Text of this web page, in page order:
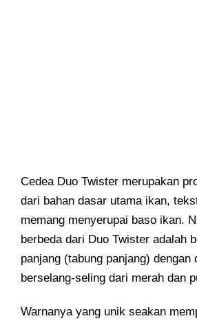
Cedea Duo Twister merupakan
dari bahan dasar utama ikan,
memang menyerupai baso ikan.
berbeda dari Duo Twister adalah
panjang (tabung panjang) dengan
berselang-seling dari merah dan
Warnanya yang unik seakan